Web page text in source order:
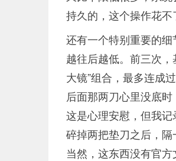
持久的，这个操作花不
还有一个特别重要的
越往后越低。前三次
大镜”组合，最多连成
后面那两刀心里没底
这是心理安慰，但我
碎掉两把垫刀之后，隔
当然，这东西没有官方